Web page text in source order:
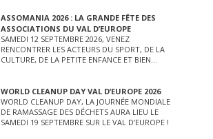
ASSOMANIA 2026 : LA GRANDE FÊTE DES
ASSOCIATIONS DU VAL D’EUROPE
SAMEDI 12 SEPTEMBRE 2026, VENEZ
RENCONTRER LES ACTEURS DU SPORT, DE LA
CULTURE, DE LA PETITE ENFANCE ET BIEN
WORLD CLEANUP DAY VAL D’EUROPE 2026
WORLD CLEANUP DAY, LA JOURNÉE MONDIALE
DE RAMASSAGE DES DÉCHETS AURA LIEU LE
SAMEDI 19 SEPTEMBRE SUR LE VAL D’EUROPE !